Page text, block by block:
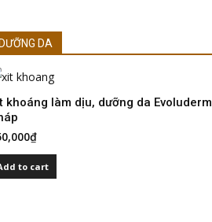
DƯỠNG DA
khoáng làm dịu, dưỡng da Evoluderm
₫
to cart